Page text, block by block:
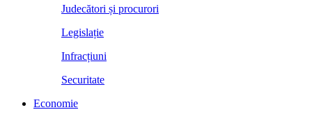
Judecători și procurori
Legislație
Infracțiuni
Securitate
Economie